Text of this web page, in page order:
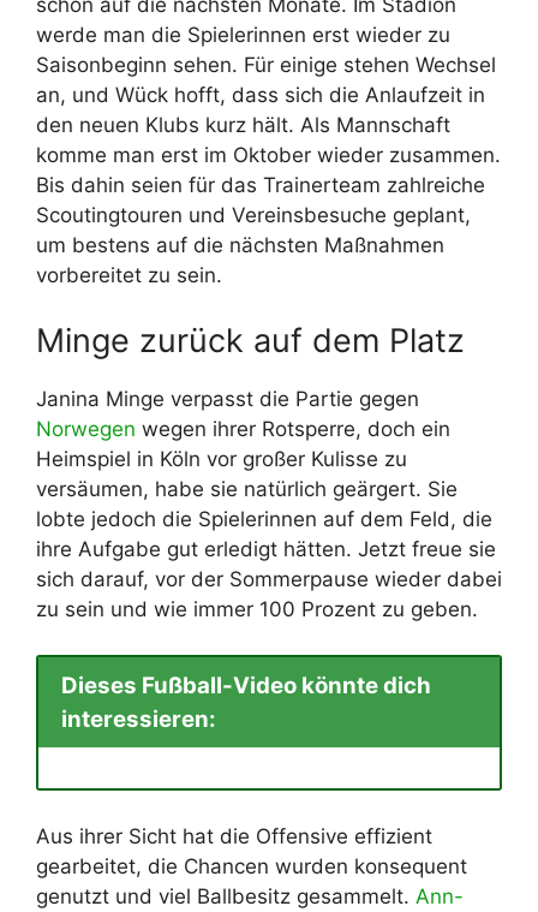
schon auf die nächsten Monate. Im Stadion
werde man die Spielerinnen erst wieder zu
Saisonbeginn sehen. Für einige stehen Wechsel
an, und Wück hofft, dass sich die Anlaufzeit in
den neuen Klubs kurz hält. Als Mannschaft
komme man erst im Oktober wieder zusammen.
Bis dahin seien für das Trainerteam zahlreiche
Scoutingtouren und Vereinsbesuche geplant,
um bestens auf die nächsten Maßnahmen
vorbereitet zu sein.
Minge zurück auf dem Platz
Janina Minge verpasst die Partie gegen
Norwegen wegen ihrer Rotsperre, doch ein
Heimspiel in Köln vor großer Kulisse zu
versäumen, habe sie natürlich geärgert. Sie
lobte jedoch die Spielerinnen auf dem Feld, die
ihre Aufgabe gut erledigt hätten. Jetzt freue sie
sich darauf, vor der Sommerpause wieder dabei
zu sein und wie immer 100 Prozent zu geben.
Dieses Fußball-Video könnte dich
interessieren:
Aus ihrer Sicht hat die Offensive effizient
gearbeitet, die Chancen wurden konsequent
genutzt und viel Ballbesitz gesammelt. Ann-